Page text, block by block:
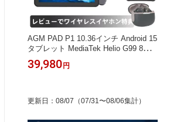
AGM PAD P1 10.36インチ Android 15
タブレット MediaTek Helio G99 8コ
アCPU 8GB RAM+256GB 1200x2000
2Kディスプレイ 7000mAh大容量バッ
39,980円
更新日 ： 08/07 （07/31〜08/06集計）